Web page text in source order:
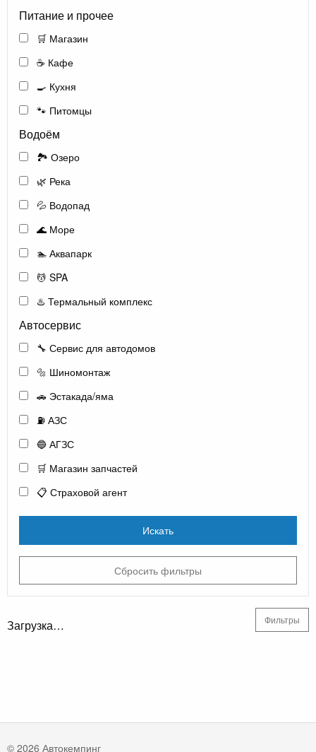
Питание и прочее
🛒 Магазин
☕ Кафе
🍳 Кухня
🐾 Питомцы
Водоём
🏞️ Озеро
🌿 Река
💦 Водопад
🌊 Море
🏊 Аквапарк
💆 SPA
♨️ Термальный комплекс
Автосервис
🔧 Сервис для автодомов
🔩 Шиномонтаж
🚗 Эстакада/яма
⛽ АЗС
🔵 АГЗС
🛒 Магазин запчастей
📋 Страховой агент
Искать
Сбросить фильтры
Загрузка… Фильтры
© 2026 Автокемпинг